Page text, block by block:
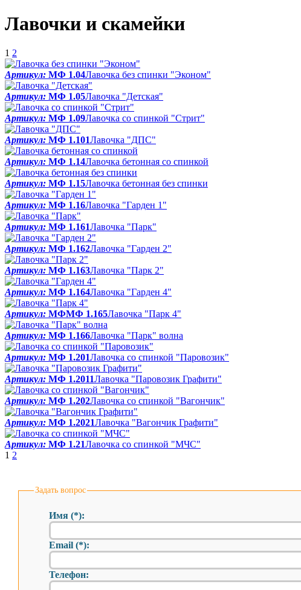
Лавочки и скамейки
1 2
Артикул: МФ 1.04Лавочка без спинки "Эконом"
Артикул: МФ 1.05Лавочка "Детская"
Артикул: МФ 1.09Лавочка со спинкой "Стрит"
Артикул: МФ 1.101Лавочка "ДПС"
Артикул: МФ 1.14Лавочка бетонная со спинкой
Артикул: МФ 1.15Лавочка бетонная без спинки
Артикул: МФ 1.16Лавочка "Гарден 1"
Артикул: МФ 1.161Лавочка "Парк"
Артикул: МФ 1.162Лавочка "Гарден 2"
Артикул: МФ 1.163Лавочка "Парк 2"
Артикул: МФ 1.164Лавочка "Гарден 4"
Артикул: МФМФ 1.165Лавочка "Парк 4"
Артикул: МФ 1.166Лавочка "Парк" волна
Артикул: МФ 1.201Лавочка со спинкой "Паровозик"
Артикул: МФ 1.2011Лавочка "Паровозик Графити"
Артикул: МФ 1.202Лавочка со спинкой "Вагончик"
Артикул: МФ 1.2021Лавочка "Вагончик Графити"
Артикул: МФ 1.21Лавочка со спинкой "МЧС"
1 2
Задать вопрос
Имя (*):
Email (*):
Телефон: